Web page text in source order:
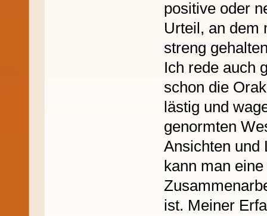
positive oder
Urteil, an dem
streng
Ich rede auch
schon die
lästig und
genormten
Ansichten und
kann man
ist. Meiner